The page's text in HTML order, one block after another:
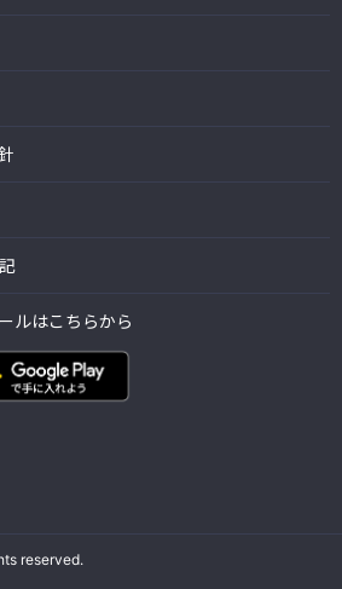
ルはこちらから
reserved.